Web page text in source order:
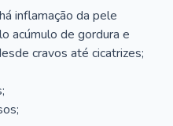
inflamação da pele
acúmulo de gordura e
cravos até cicatrizes;